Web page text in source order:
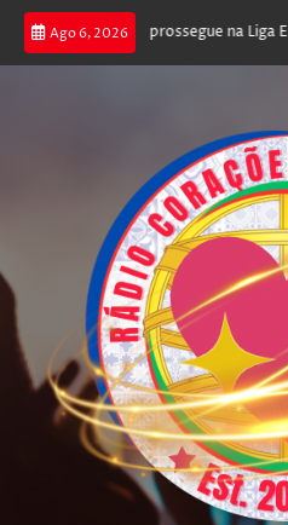
Ago 6, 2026
joga poker e prossegue na Liga